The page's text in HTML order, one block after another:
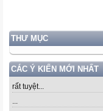
THƯ MỤC
CÁC Ý KIẾN MỚI NHẤT
rất tuyệt...
...